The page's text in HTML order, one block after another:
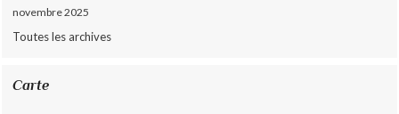
novembre 2025
Toutes les archives
Carte